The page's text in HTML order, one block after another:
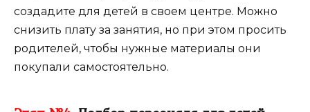
создадите для детей в своем центре. Можно
снизить плату за занятия, но при этом просить
родителей, чтобы нужные материалы они
покупали самостоятельно.